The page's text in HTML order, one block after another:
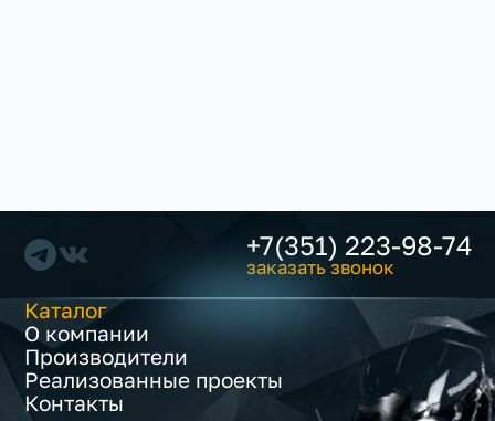
+7(351) 223-98-74
заказать звонок
Каталог
О компании
Производители
Реализованные проекты
Контакты